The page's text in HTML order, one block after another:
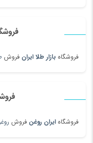
فروشگاه بازار طلا ایران فروش
فروشگاهایران روغن فروش